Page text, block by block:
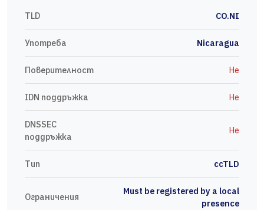
TLD CO.NI
Употреба Nicaragua
Поверителност Не
IDN поддръжка Не
DNSSEC
поддръжка
Не
Тип ccTLD
Ограничения
Must be registered by a local
presence